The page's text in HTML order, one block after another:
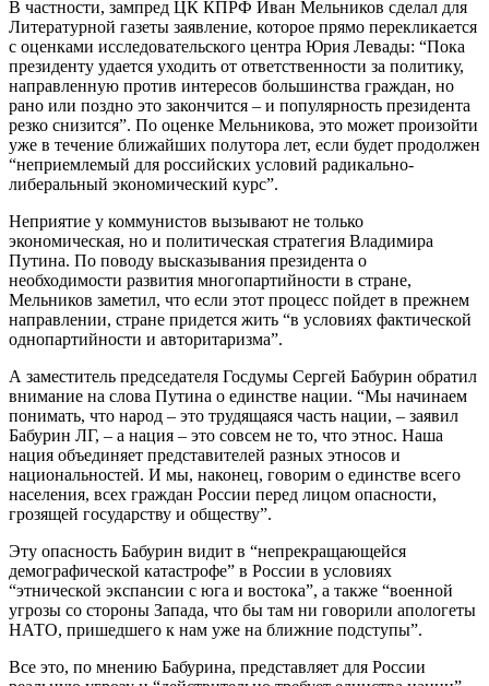
В частности, зампред ЦК КПРФ Иван Мельников сделал для
Литературной газеты заявление, которое прямо перекликается
с оценками исследовательского центра Юрия Левады: “Пока
президенту удается уходить от ответственности за политику,
направленную против интересов большинства граждан, но
рано или поздно это закончится – и популярность президента
резко снизится”. По оценке Мельникова, это может произойти
уже в течение ближайших полутора лет, если будет продолжен
“неприемлемый для российских условий радикально-
либеральный экономический курс”.
Неприятие у коммунистов вызывают не только
экономическая, но и политическая стратегия Владимира
Путина. По поводу высказывания президента о
необходимости развития многопартийности в стране,
Мельников заметил, что если этот процесс пойдет в прежнем
направлении, стране придется жить “в условиях фактической
однопартийности и авторитаризма”.
А заместитель председателя Госдумы Сергей Бабурин обратил
внимание на слова Путина о единстве нации. “Мы начинаем
понимать, что народ – это трудящаяся часть нации, – заявил
Бабурин ЛГ, – а нация – это совсем не то, что этнос. Наша
нация объединяет представителей разных этносов и
национальностей. И мы, наконец, говорим о единстве всего
населения, всех граждан России перед лицом опасности,
грозящей государству и обществу”.
Эту опасность Бабурин видит в “непрекращающейся
демографической катастрофе” в России в условиях
“этнической экспансии с юга и востока”, а также “военной
угрозы со стороны Запада, что бы там ни говорили апологеты
НАТО, пришедшего к нам уже на ближние подступы”.
Все это, по мнению Бабурина, представляет для России